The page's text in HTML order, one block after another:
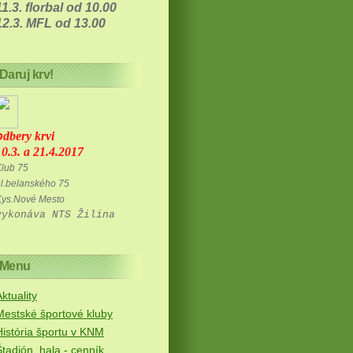
florbal od 10.00
MFL od 13.00
Daruj krv!
dbery krvi
a 21.4.2017
75
75
Mesto
NTS Žilina
Menu
športové kluby
športu v KNM
hala - cenník